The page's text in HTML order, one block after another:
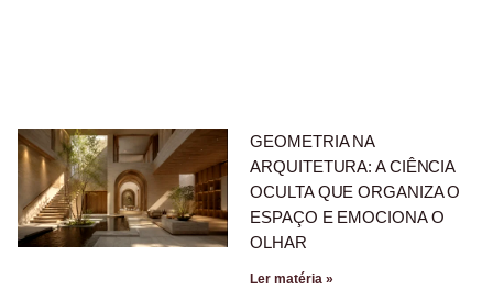
GEOMETRIA NA
ARQUITETURA: A CIÊNCIA
OCULTA QUE ORGANIZA O
ESPAÇO E EMOCIONA O
OLHAR
Ler matéria »